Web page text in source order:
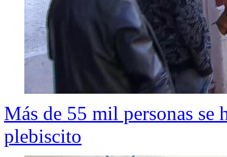
Más de 55 mil personas se
plebiscito